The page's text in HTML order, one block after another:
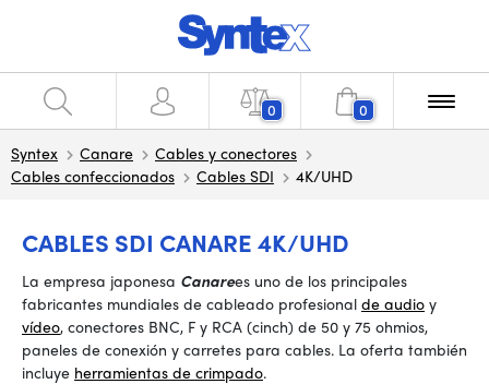
0 0
Syntex Canare
Cables y conectores
Cables confeccionados
Cables SDI 4K/UHD
CABLES SDI CANARE 4K/UHD
La empresa japonesa Canarees uno de los principales
fabricantes mundiales de cableado profesional de audio y
vídeo, conectores BNC, F y RCA (cinch) de 50 y 75 ohmios,
paneles de conexión y carretes para cables. La oferta también
incluye herramientas de crimpado.